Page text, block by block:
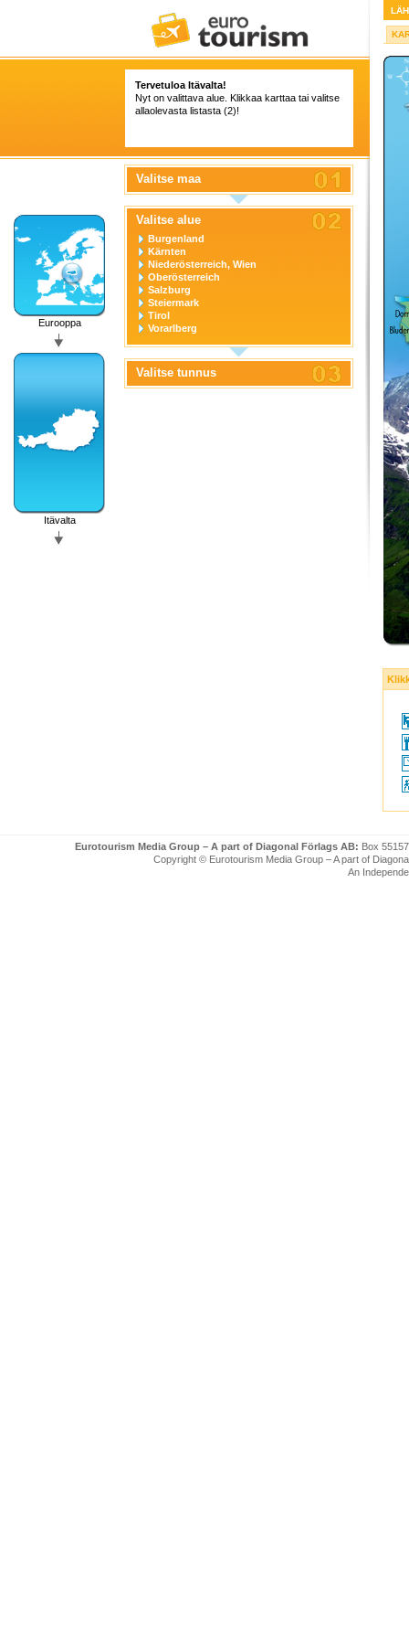
Tervetuloa Itävalta!
Nyt on valittava alue. Klikkaa karttaa tai valitse
allaolevasta listasta (2)!
Eurooppa
Itävalta
Valitse maa
Valitse alue
Burgenland
Kärnten
Niederösterreich, Wien
Oberösterreich
Salzburg
Steiermark
Tirol
Vorarlberg
Valitse tunnus
Eurotourism Media Group – A part of Diagonal Förlags AB: Box
Copyright © Eurotourism Media Group – A part of
An